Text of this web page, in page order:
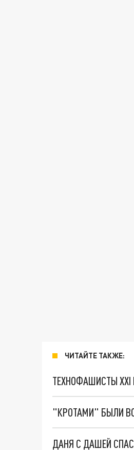
ЧИТАЙТЕ ТАКЖЕ:
ТЕХНОФАШИСТЫ XXI
"КРОТАМИ" БЫЛИ
ДАНЯ С ДАШЕЙ